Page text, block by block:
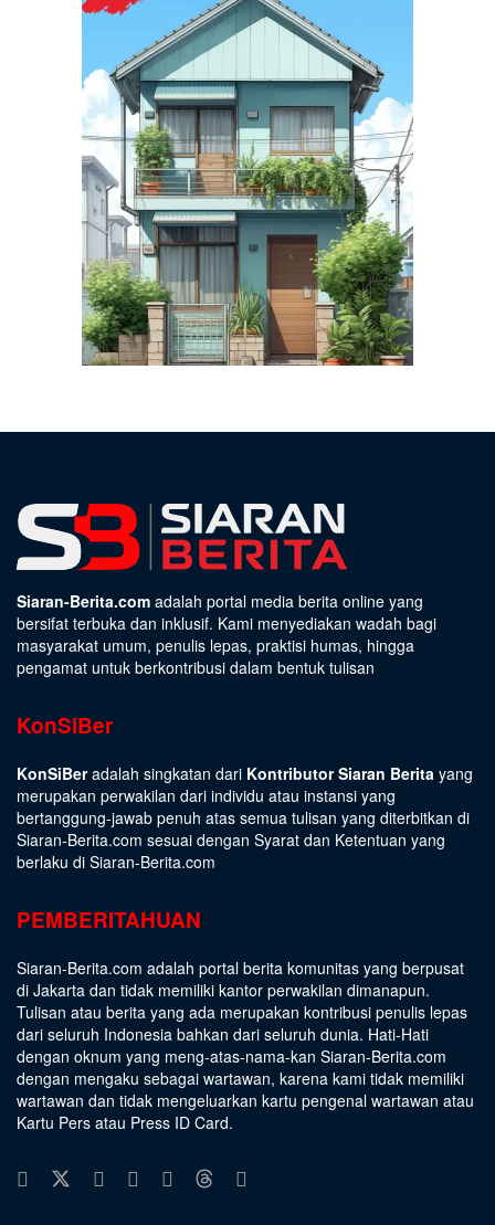
Siaran-Berita.com adalah portal media berita online yang
bersifat terbuka dan inklusif. Kami menyediakan wadah bagi
masyarakat umum, penulis lepas, praktisi humas, hingga
pengamat untuk berkontribusi dalam bentuk tulisan
KonSiBer
KonSiBeradalah singkatan dari Kontributor Siaran Berita yang
merupakan perwakilan dari individu atau instansi yang
bertanggung-jawab penuh atas semua tulisan yang diterbitkan di
Siaran-Berita.com sesuai dengan Syarat dan Ketentuan yang
berlaku di Siaran-Berita.com
PEMBERITAHUAN
Siaran-Berita.com adalah portal berita komunitas yang berpusat
di Jakarta dan tidak memiliki kantor perwakilan dimanapun.
Tulisan atau berita yang ada merupakan kontribusi penulis lepas
dari seluruh Indonesia bahkan dari seluruh dunia. Hati-Hati
dengan oknum yang meng-atas-nama-kan Siaran-Berita.com
dengan mengaku sebagai wartawan, karena kami tidak memiliki
wartawan dan tidak mengeluarkan kartu pengenal wartawan atau
Kartu Pers atau Press ID Card.